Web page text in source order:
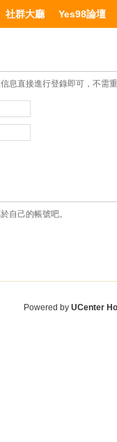
社群大廳 Yes98論壇
息直接進行登錄即可，不需
自己的帳號吧。
Powered by UCenter